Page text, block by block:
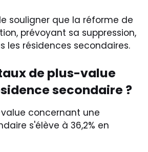
souligner que la réforme de
prévoyant sa suppression,
les résidences secondaires.
de plus-value
secondaire ?
concernant une
s'élève à 36,2% en